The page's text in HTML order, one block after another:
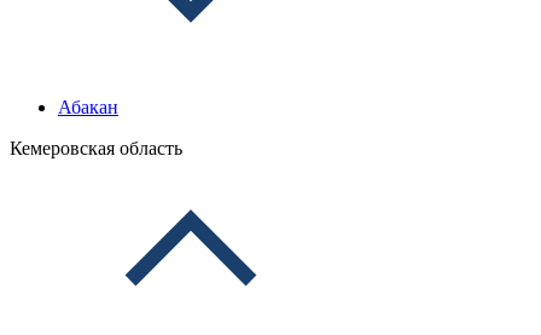
Абакан
Кемеровская область